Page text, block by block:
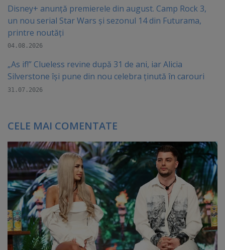
Disney+ anunță premierele din august. Camp Rock 3,
un nou serial Star Wars și sezonul 14 din Futurama,
printre noutăți
04.08.2026
„As if!” Clueless revine după 31 de ani, iar Alicia
Silverstone își pune din nou celebra ținută în carouri
31.07.2026
CELE MAI COMENTATE